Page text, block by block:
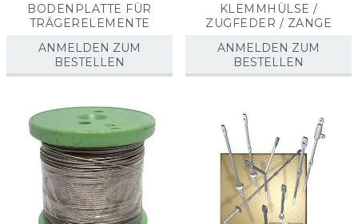
BODENPLATTE FÜR
TRÄGERELEMENTE
ANMELDEN ZUM
BESTELLEN
KLEMMHÜLSE /
ZUGFEDER / ZANGE
ANMELDEN ZUM
BESTELLEN